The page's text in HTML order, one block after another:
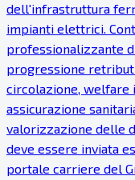
dell'infrastruttura
impianti elettrici.
professionalizzante
progressione
circolazione, welfare
assicurazione
valorizzazione delle
deve essere inviata
portale carriere del